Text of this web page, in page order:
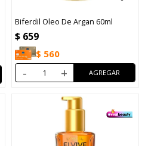
Biferdil Oleo De Argan 60ml
$ 659
$ 560
- +